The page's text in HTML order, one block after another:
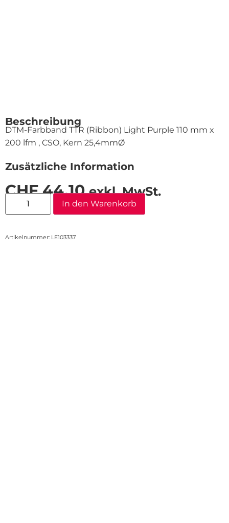
Beschreibung
DTM-Farbband TTR (Ribbon) Light Purple 110 mm x
200 lfm , CSO, Kern 25,4mmØ
Zusätzliche Information
CHF44.10 exkl. MwSt.
In den Warenkorb
Artikelnummer: LE103337